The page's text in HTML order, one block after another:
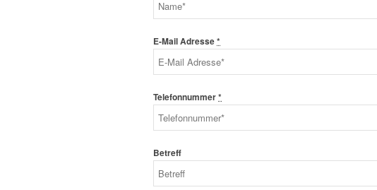
E-Mail Adresse*
Telefonnummer*
Betreff